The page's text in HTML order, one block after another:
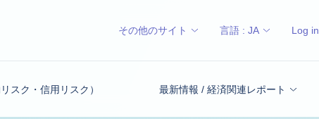
スク・信用リスク） 最新情報 / 経済関連レポート
その他のサイト 言語 : JA Log in